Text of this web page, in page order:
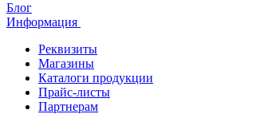
Блог
Информация
Реквизиты
Магазины
Каталоги продукции
Прайс-листы
Партнерам